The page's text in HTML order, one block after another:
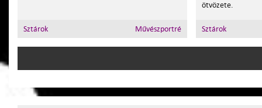
Sztárok Művészportré
ötvözete.
Sztárok